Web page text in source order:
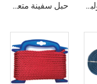
حبل قطني لولبي حبل سفينة متعدد الخيوط من البولي بروبيلين بـ 8 خيوط